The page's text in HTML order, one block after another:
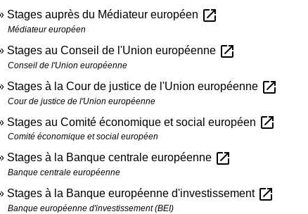
Stages auprès du Médiateur européen open_in_new
Médiateur européen
Stages au Conseil de l'Union européenne open_in_new
Conseil de l'Union européenne
Stages à la Cour de justice de l'Union européenne open_in_new
Cour de justice de l'Union européenne
Stages au Comité économique et social européen open_in_new
Comité économique et social européen
Stages à la Banque centrale européenne open_in_new
Banque centrale européenne
Stages à la Banque européenne d'investissement open_in_new
Banque européenne d'investissement (BEI)